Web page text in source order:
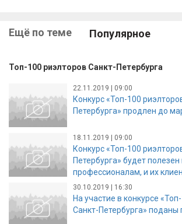
Ещё по теме Популярное
Топ-100 риэлторов Санкт-Петербурга
22.11.2019 | 09:00
Конкурс «Топ-100
Петербурга» продлен до
18.11.2019 | 09:00
Конкурс «Топ-100
Петербурга» будет полезен
профессионалам, и их
30.10.2019 | 16:30
На участие в конкурсе
Санкт-Петербурга» поданы